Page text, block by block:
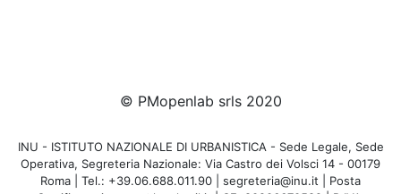
© PMopenlab srls 2020
INU - ISTITUTO NAZIONALE DI URBANISTICA - Sede Legale, Sede
Operativa, Segreteria Nazionale: Via Castro dei Volsci 14 - 00179
Roma | Tel.: +39.06.688.011.90 | segreteria@inu.it | Posta